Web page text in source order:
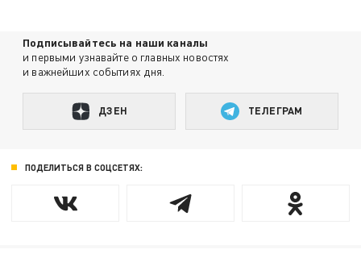
Подписывайтесь на наши каналы
и первыми узнавайте о главных новостях
и важнейших событиях дня.
ДЗЕН ТЕЛЕГРАМ
ПОДЕЛИТЬСЯ В СОЦСЕТЯХ: